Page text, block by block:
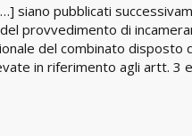
siano pubblicati
provvedimento di
del combinato disposto
in riferimento agli artt. 3